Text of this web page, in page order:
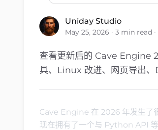
Uniday Studio
May 25, 2026 · 3 min read
查看更新后的 Cave Engine
具、Linux 改进、网页导出、
Cave Engine 在 2026 年发生了
现在拥有了一个与 Python API